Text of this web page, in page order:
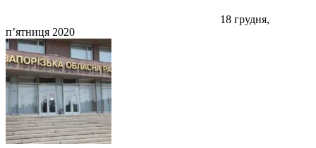
18 грудня,
п’ятниця 2020